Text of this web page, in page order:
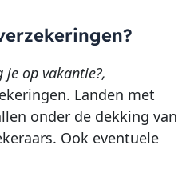
je op vakantie?,
Landen met
onder de dekking van
Ook eventuele